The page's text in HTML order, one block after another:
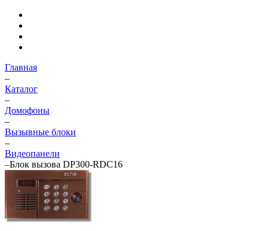
Главная
–
Каталог
–
Домофоны
–
Вызывные блоки
–
Видеопанели
–Блок вызова DP300-RDC16